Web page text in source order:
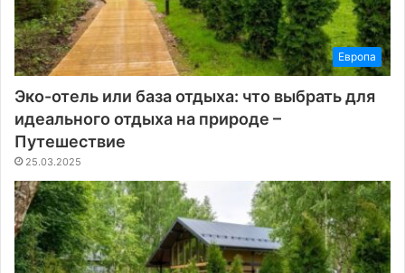
Европа
Эко-отель или база отдыха: что выбрать для
идеального отдыха на природе –
Путешествие
25.03.2025